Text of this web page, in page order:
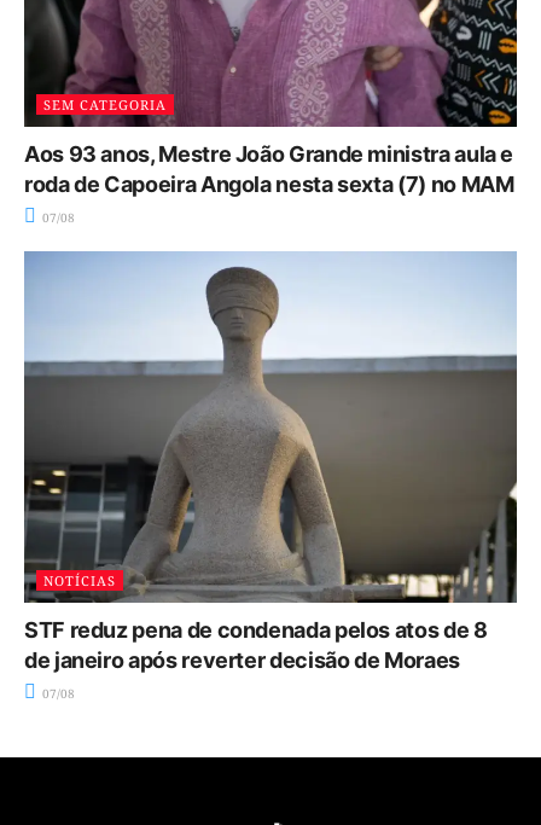
SEM CATEGORIA
Aos 93 anos, Mestre João Grande ministra aula e
roda de Capoeira Angola nesta sexta (7) no MAM
07/08
NOTÍCIAS
STF reduz pena de condenada pelos atos de 8
de janeiro após reverter decisão de Moraes
07/08